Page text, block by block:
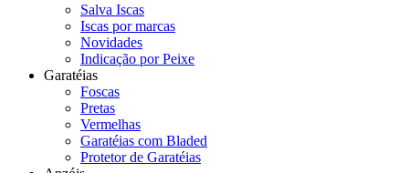
Salva Iscas
Iscas por marcas
Novidades
Indicação por Peixe
Garatéias
Foscas
Pretas
Vermelhas
Garatéias com Bladed
Protetor de Garatéias